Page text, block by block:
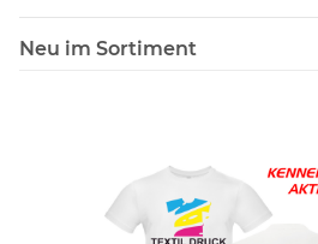
Neu im Sortiment